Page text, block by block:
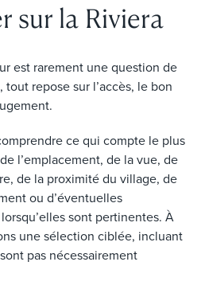
sur la Riviera
est rarement une question de
repose sur l’accès, le bon
ce qui compte le plus
l’emplacement, de la vue, de
de la proximité du village, de
ou d’éventuelles
sont pertinentes. À
une sélection ciblée, incluant
pas nécessairement